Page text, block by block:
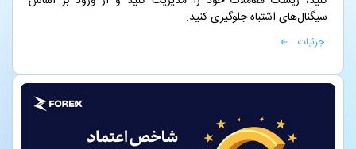
سیگنال‌های اشتباه جلوگیری کنید.
جزئیات